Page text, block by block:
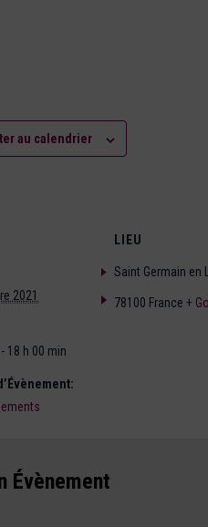
au calendrier
2021
18 h 00 min
LIEU
Saint Germain en
78100 France +
Évènement